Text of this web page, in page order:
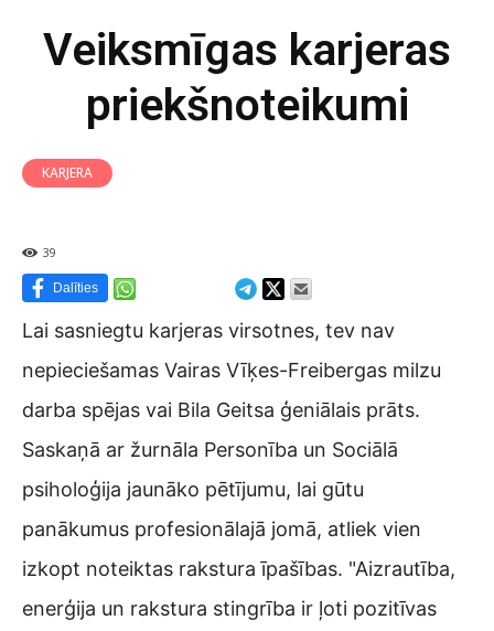
Veiksmīgas karjeras
priekšnoteikumi
KARJERA
39
Dalīties
Lai sasniegtu karjeras virsotnes, tev nav
nepieciešamas Vairas Vīķes-Freibergas milzu
darba spējas vai Bila Geitsa ģeniālais prāts.
Saskaņā ar žurnāla Personība un Sociālā
psiholoģija jaunāko pētījumu, lai gūtu
panākumus profesionālajā jomā, atliek vien
izkopt noteiktas rakstura īpašības. "Aizrautība,
enerģija un rakstura stingrība ir ļoti pozitīvas